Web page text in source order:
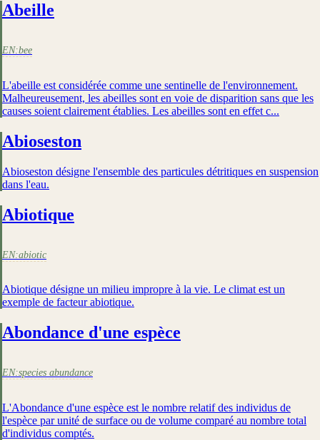
Abeille
EN:bee
L'abeille est considérée comme une sentinelle de l'environnement.
Malheureusement, les abeilles sont en voie de disparition sans que les
causes soient clairement établies. Les abeilles sont en effet c...
Abioseston
Abioseston désigne l'ensemble des particules détritiques en suspension
dans l'eau.
Abiotique
EN:abiotic
Abiotique désigne un milieu impropre à la vie. Le climat est un
exemple de facteur abiotique.
Abondance d'une espèce
EN:species abundance
L'Abondance d'une espèce est le nombre relatif des individus de
l'espèce par unité de surface ou de volume comparé au nombre total
d'individus comptés.